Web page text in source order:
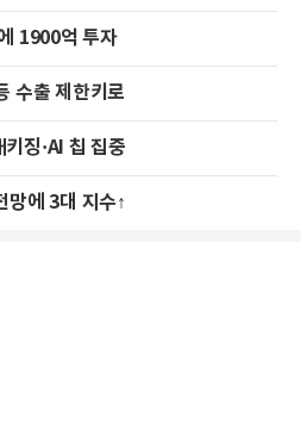
1900억 투자
수출 제한키로
징·AI 칩 집중
망에 3대 지수↑